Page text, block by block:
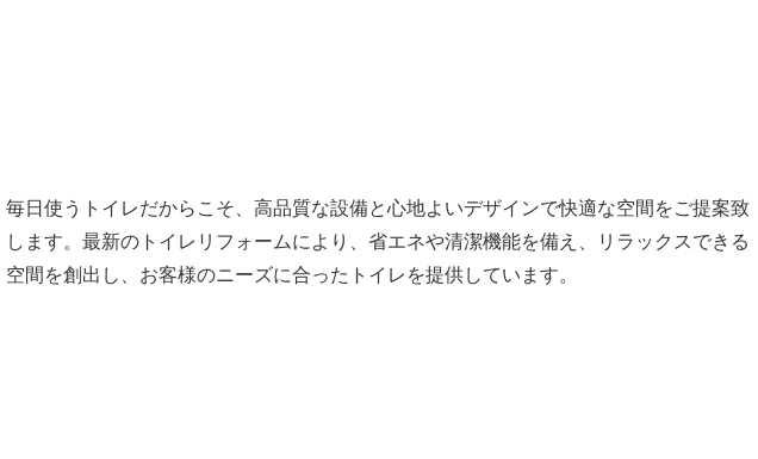
毎日使うトイレだからこそ、高品質な設備と心地よいデザインで快適な空間をご提案致
します。最新のトイレリフォームにより、省エネや清潔機能を備え、リラックスできる
空間を創出し、お客様のニーズに合ったトイレを提供しています。